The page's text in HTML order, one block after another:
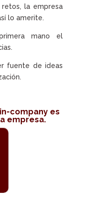
la empresa
lo amerite.
mano el
fuente de ideas
companyes
empresa.